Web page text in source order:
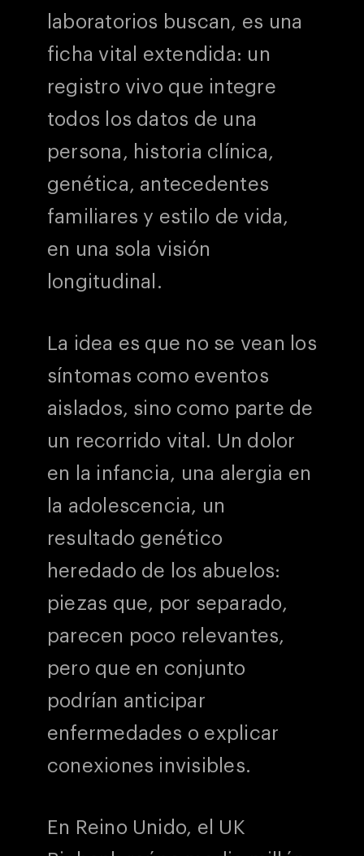
laboratorios buscan, es una
ficha vital extendida: un
registro vivo que integre
todos los datos de una
persona, historia clínica,
genética, antecedentes
familiares y estilo de vida,
en una sola visión
longitudinal.
La idea es que no se vean los
síntomas como eventos
aislados, sino como parte de
un recorrido vital. Un dolor
en la infancia, una alergia en
la adolescencia, un
resultado genético
heredado de los abuelos:
piezas que, por separado,
parecen poco relevantes,
pero que en conjunto
podrían anticipar
enfermedades o explicar
conexiones invisibles.
En Reino Unido, el UK